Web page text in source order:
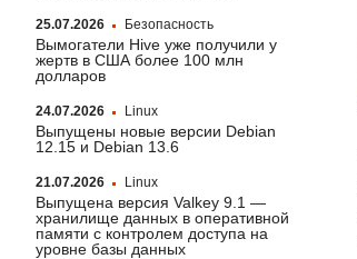
25.07.2026 Безопасность
Вымогатели Hive уже получили у
жертв в США более 100 млн
долларов
24.07.2026 Linux
Выпущены новые версии Debian
12.15 и Debian 13.6
21.07.2026 Linux
Выпущена версия Valkey 9.1 —
хранилище данных в оперативной
памяти с контролем доступа на
уровне базы данных